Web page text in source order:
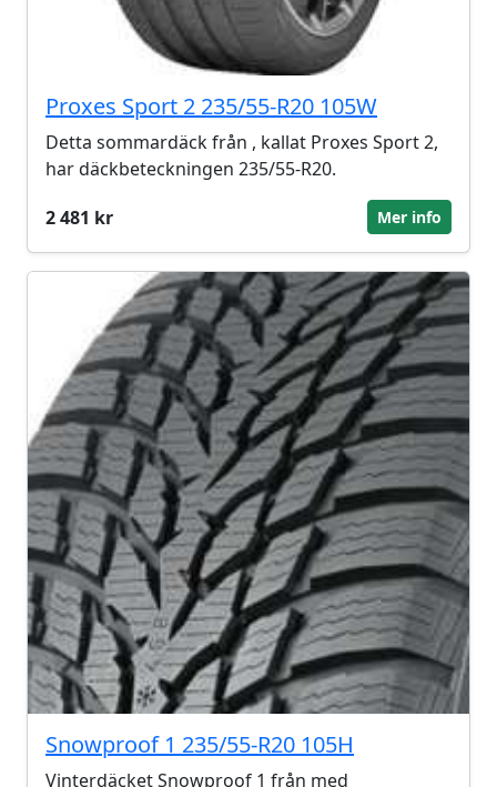
Proxes Sport 2 235/55-R20 105W
Detta sommardäck från , kallat Proxes Sport 2,
har däckbeteckningen 235/55-R20.
2 481 kr
Mer info
Snowproof 1 235/55-R20 105H
Vinterdäcket Snowproof 1 från med